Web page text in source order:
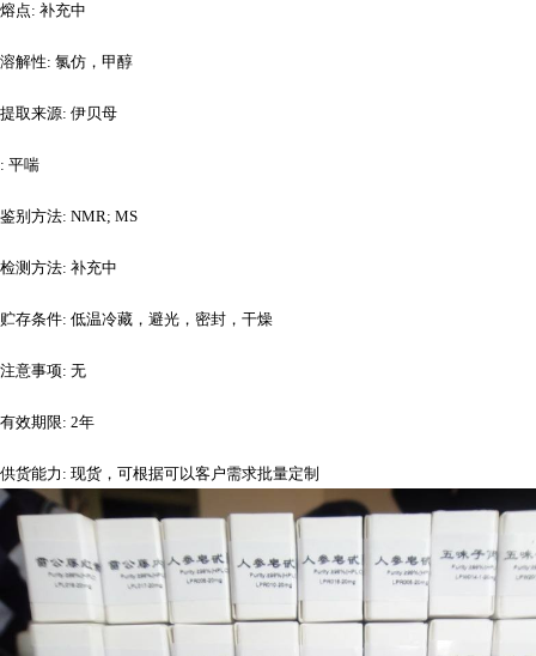
熔点: 补充中
溶解性: 氯仿，甲醇
提取来源: 伊贝母
: 平喘
鉴别方法: NMR; MS
检测方法: 补充中
贮存条件: 低温冷藏，避光，密封，干燥
注意事项: 无
有效期限: 2年
供货能力 : 现货，可根据可以客户需求批量定制